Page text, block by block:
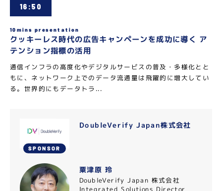
16:50
10mins presentation
クッキーレス時代の広告キャンペーンを成功に導く ア
テンション指標の活用
通信インフラの高度化やデジタルサービスの普及・多様化とと
もに、ネットワーク上でのデータ流通量は飛躍的に増大してい
る。世界的にもデータトラ...
SPONSOR
DoubleVerify Japan株式会社
粟津原 玲
DoubleVerify Japan 株式会社